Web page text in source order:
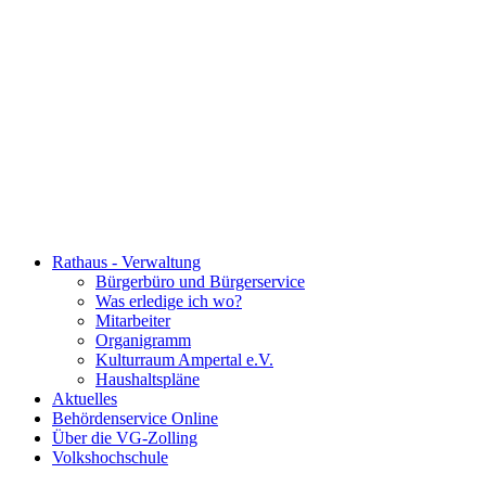
Rathaus - Verwaltung
Bürgerbüro und Bürgerservice
Was erledige ich wo?
Mitarbeiter
Organigramm
Kulturraum Ampertal e.V.
Haushaltspläne
Aktuelles
Behördenservice Online
Über die VG-Zolling
Volkshochschule